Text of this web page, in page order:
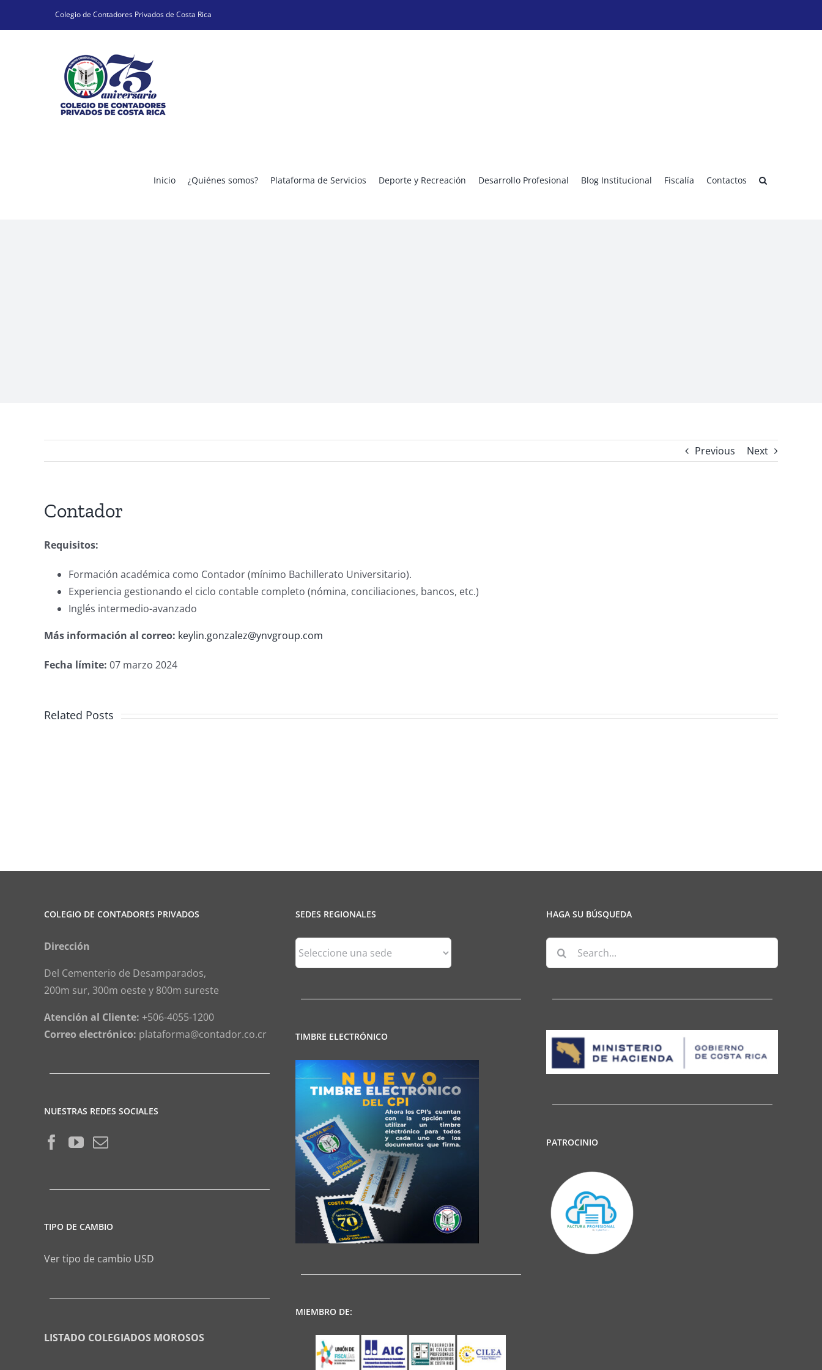
Colegio de Contadores Privados de Costa Rica
Inicio ¿Quiénes somos? Plataforma de Servicios Deporte y Recreación Desarrollo Profesional Blog Institucional Fiscalía Contactos
Previous Next
Contador
Requisitos:
Formación académica como Contador (mínimo Bachillerato Universitario).
Experiencia gestionando el ciclo contable completo (nómina, conciliaciones, bancos, etc.)
Inglés intermedio-avanzado
Más información al correo: keylin.gonzalez@ynvgroup.com
Fecha límite: 07 marzo 2024
Related Posts
Contador
profesionales
COLEGIO DE CONTADORES PRIVADOS
Dirección
Del Cementerio de Desamparados,
200m sur, 300m oeste y 800m sureste
Atención al Cliente: +506-4055-1200
Correo electrónico: plataforma@contador.co.cr
NUESTRAS REDES SOCIALES
TIPO DE CAMBIO
Ver tipo de cambio USD
LISTADO COLEGIADOS MOROSOS
SEDES REGIONALES
Sedes
Regionales
TIMBRE ELECTRÓNICO
MIEMBRO DE:
HAGA SU BÚSQUEDA
Search
for:
PATROCINIO